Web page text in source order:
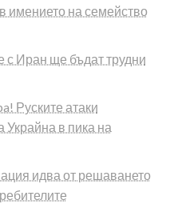
имението на семейство
Иран ще бъдат трудни
Руските атаки
Украйна в пика на
идва от решаването